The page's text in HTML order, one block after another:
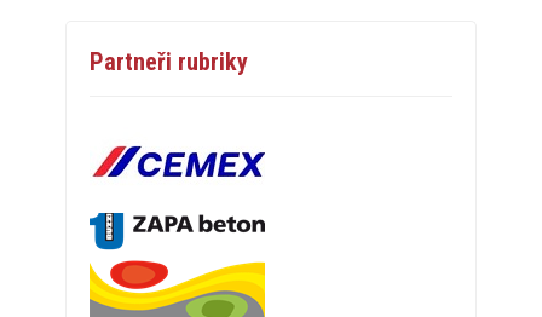
Partneři rubriky